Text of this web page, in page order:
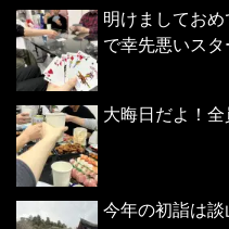
明けましてお
で幸先悪いス
大晦日だよ！
今年の初詣は